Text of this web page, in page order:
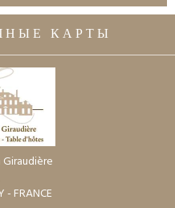
КАРТЫ
- FRANCE